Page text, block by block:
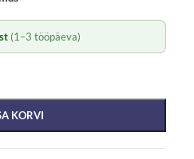
(1–3 tööpäeva)
KORVI